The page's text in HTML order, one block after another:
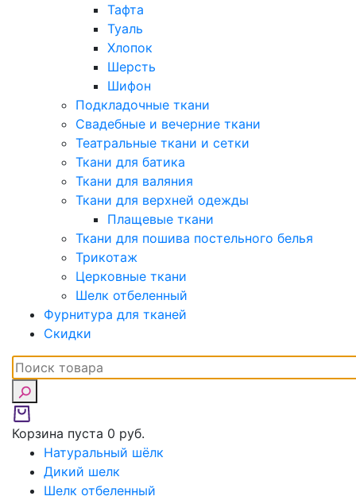
Тафта
Туаль
Хлопок
Шерсть
Шифон
Подкладочные ткани
Свадебные и вечерние ткани
Театральные ткани и сетки
Ткани для батика
Ткани для валяния
Ткани для верхней одежды
Плащевые ткани
Ткани для пошива постельного белья
Трикотаж
Церковные ткани
Шелк отбеленный
Фурнитура для тканей
Скидки
Корзина пуста 0 руб.
Натуральный шёлк
Дикий шелк
Шелк отбеленный